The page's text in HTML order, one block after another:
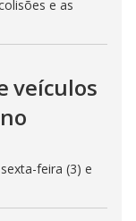
e as
veículos
feira (3) e